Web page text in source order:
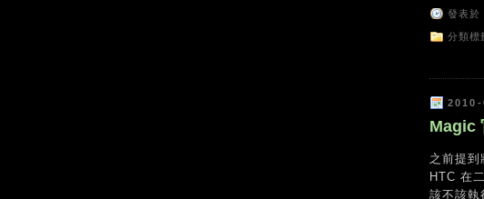
發表於
分類標
2010-
Magic
之前提
HTC 在
該不該執